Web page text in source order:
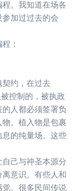
。我知道在场各
加过过去的会
：
契约，在过去
控制的，被执政
人都必须签署负
。植入物是包裹
的纯量场。这些
己与祌圣本源分
意识。有些人和
。很多民间传说